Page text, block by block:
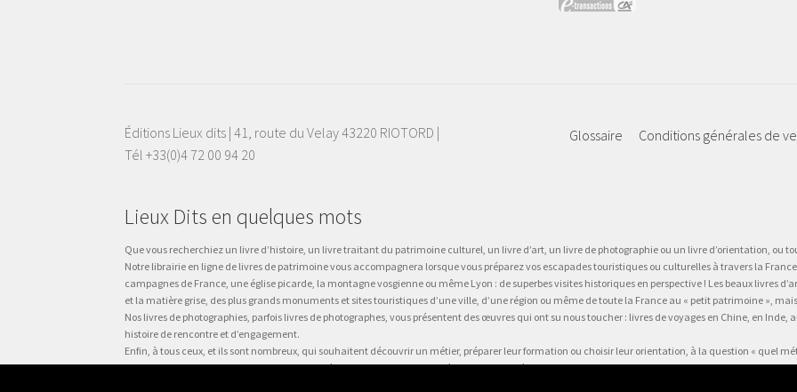
Glossaire Conditions générales de
Éditions Lieux dits | 41, route du Velay 43220 RIOTORD |
Tél +33(0)4 72 00 94 20
Lieux Dits en quelques mots
Que vous recherchiez un livre d’histoire, un livre traitant du patrimoine culturel, un livre d’art, un livre de photographie ou un livre d’orientation, ou
Notre librairie en ligne de livres de patrimoine vous accompagnera lorsque vous préparez vos escapades touristiques ou culturelles à travers la
campagnes de France, une église picarde, la montagne vosgienne ou même Lyon : de superbes visites historiques en perspective ! Les beaux livres
et la matière grise, des plus grands monuments et sites touristiques d’une ville, d’une région ou même de toute la France au « petit patrimoine »,
Nos livres de photographies, parfois livres de photographes, vous présentent des œuvres qui ont su nous toucher : livres de voyages en Chine, en
histoire de rencontre et d’engagement.
Enfin, à tous ceux, et ils sont nombreux, qui souhaitent découvrir un métier, préparer leur formation ou choisir leur orientation, à la question « quel
du monde du travail, plus qu’un guide des métiers, plus qu’une fiche métier… un test métier, un « stage en entreprise dans votre fauteuil » !